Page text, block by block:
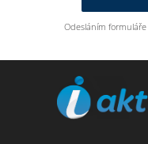
Odesláním formuláře